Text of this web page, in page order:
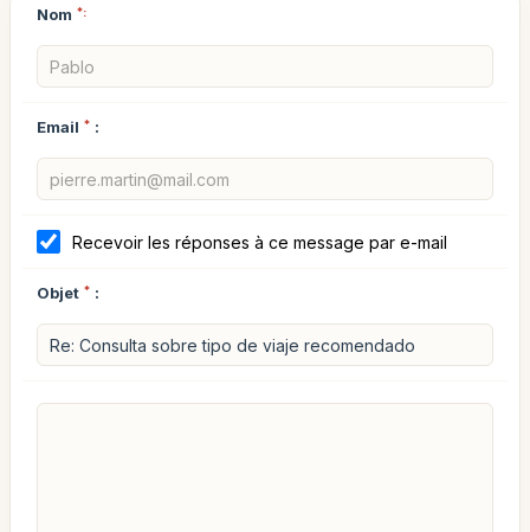
Nom *:
Email * :
Recevoir les réponses à ce message par e-mail
Objet * :